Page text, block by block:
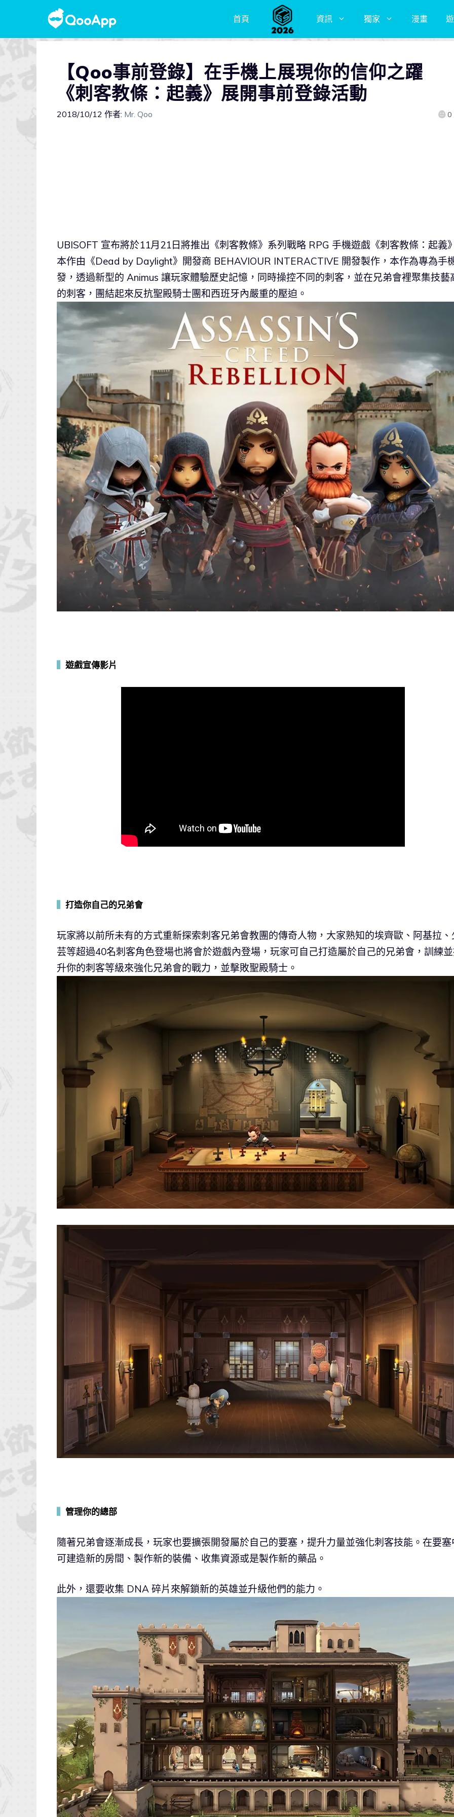
首頁 資訊 獨家 漫畫
【Qoo事前登錄】在手機上展現你的信仰之躍
《刺客教條：起義》展開事前登錄活動
2018/10/12 作者: Mr. Qoo 0
UBISOFT 宣布將於11月21日將推出《刺客教條》系列戰略 RPG 手機遊戲《刺客教條：起義
本作由《Dead by Daylight》開發商 BEHAVIOUR INTERACTIVE 開發製作，本作為專為手
發，透過新型的 Animus 讓玩家體驗歷史記憶，同時操控不同的刺客，並在兄弟會裡聚集技藝
的刺客，團結起來反抗聖殿騎士團和西班牙內嚴重的壓迫。
遊戲宣傳影片
打造你自己的兄弟會
玩家將以前所未有的方式重新探索刺客兄弟會教團的傳奇人物，大家熟知的埃齊歐、阿基拉、
芸等超過40名刺客角色登場也將會於遊戲內登場，玩家可自己打造屬於自己的兄弟會，訓練
升你的刺客等級來強化兄弟會的戰力，並擊敗聖殿騎士。
管理你的總部
隨著兄弟會逐漸成長，玩家也要擴張開發屬於自己的要塞，提升力量並強化刺客技能。在要塞
可建造新的房間、製作新的裝備、收集資源或是製作新的藥品。
此外，還要收集 DNA 碎片來解鎖新的英雄並升級他們的能力。